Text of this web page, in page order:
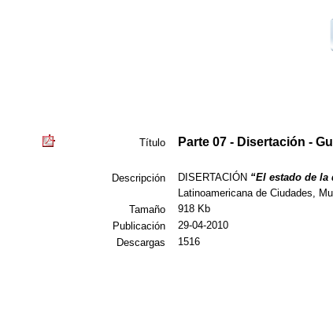
Título Parte 07 - Disertación -
Descripción DISERTACIÓN “El estado de la
Latinoamericana de Ciudades,
Tamaño
918 Kb
Publicación
29-04-2010
Descargas
1516